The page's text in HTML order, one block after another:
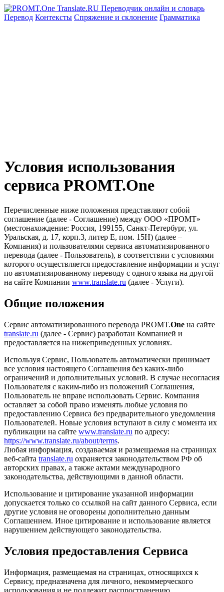
Перевод Контексты Спряжение и склонение Грамматика
Условия использования
сервиса PROMT.One
Перечисленные ниже положения представляют собой
соглашение (далее - Соглашение) между ООО «ПРОМТ»
(местонахождение: Россия, 199155, Санкт-Петербург, ул.
Уральская, д. 17, корп.3, литер Е, пом. 15Н) (далее –
Компания) и пользователями сервиса автоматизированного
перевода (далее - Пользователь), в соответствии с условиями
которого осуществляется предоставление информации и услуг
по автоматизированному переводу с одного языка на другой
на сайте Компании www.translate.ru (далее - Услуги).
Общие положения
Сервис автоматизированного перевода PROMT.One на сайте
translate.ru (далее - Сервис) разработан Компанией и
предоставляется на нижеприведенных условиях.
Используя Сервис, Пользователь автоматически принимает
все условия настоящего Соглашения без каких-либо
ограничений и дополнительных условий. В случае несогласия
Пользователя с каким-либо из положений Соглашения,
Пользователь не вправе использовать Сервис. Компания
оставляет за собой право изменять любые условия по
предоставлению Сервиса без предварительного уведомления
Пользователей. Новые условия вступают в силу с момента их
публикации на сайте www.translate.ru по адресу:
https://www.translate.ru/about/terms.
Любая информация, создаваемая и размещаемая на страницах
веб-сайта translate.ru охраняется законодательством РФ об
авторских правах, а также актами международного
законодательства, действующими в данной области.
Использование и цитирование указанной информации
допускается только со ссылкой на сайт данного Сервиса, если
другие условия не оговорены дополнительно данным
Соглашением. Иное цитирование и использование является
нарушением действующего законодательства.
Условия предоставления Сервиса
Информация, размещаемая на страницах, относящихся к
Сервису, предназначена для личного, некоммерческого
использования и не подлежит распространению,